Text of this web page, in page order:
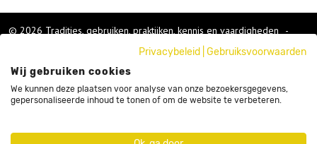
© 2026 Tradities, gebruiken, praktijken, kennis en vaardigheden
-
Gebruikersvoorwaarden
Privacybeleid
Cookies
Sitemap
Privacybeleid
Gebruiksvoorwaarden
Wij gebruiken cookies
We kunnen deze plaatsen voor analyse van onze bezoekersgegevens,
gepersonaliseerde inhoud te tonen of om de website te verbeteren.